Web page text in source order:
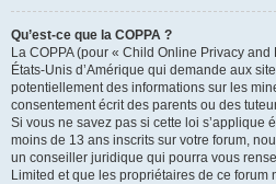
Qu’est-ce que la COPPA ?
La COPPA (pour « Child Online Privacy
États-Unis d’Amérique qui demande aux
potentiellement des informations sur les
consentement écrit des parents ou des
Si vous ne savez pas si cette loi s’applique
moins de 13 ans inscrits sur votre forum,
un conseiller juridique qui pourra vous
Limited et que les propriétaires de ce forum